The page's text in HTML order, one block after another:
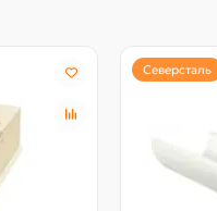
Северсталь